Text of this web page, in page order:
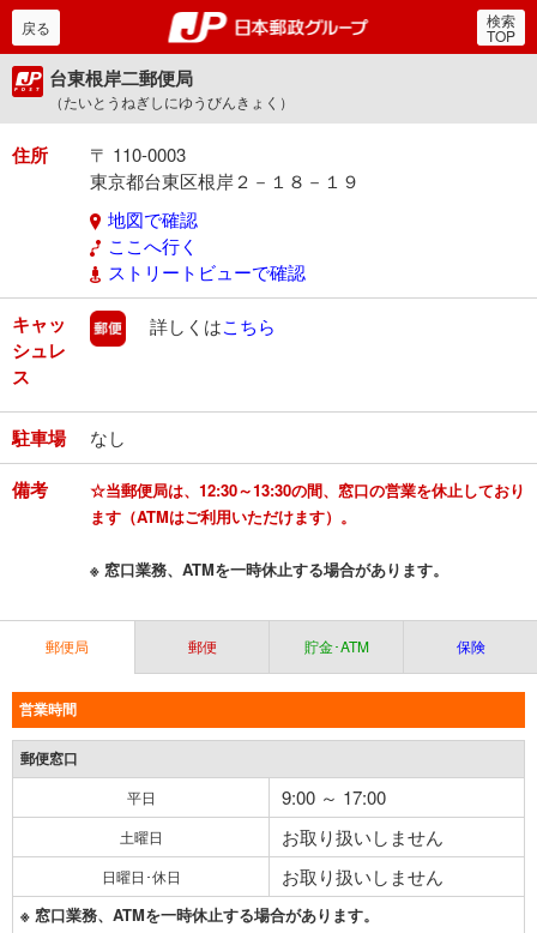
郵便局・日本郵政グルー
戻る 検索
TOP
台東根岸二郵便局
（たいとうねぎしにゆうびんきょく）
住所
〒 110-0003
東京都台東区根岸２－１８－１９
地図で確認
ここへ行く
ストリートビューで確認
キャッ
シュレ
ス
郵便
詳しくはこちら
駐車場 なし
備考
☆当郵便局は、12:30～13:30の間、窓口の営業を休止しており
ます（ATMはご利用いただけます）。
※ 窓口業務、ATMを一時休止する場合があります。
郵便局 郵便 貯金･ATM 保険
営業時間
郵便窓口
平日 9:00 ～ 17:00
土曜日 お取り扱いしません
日曜日･休日 お取り扱いしません
※ 窓口業務、ATMを一時休止する場合があります。